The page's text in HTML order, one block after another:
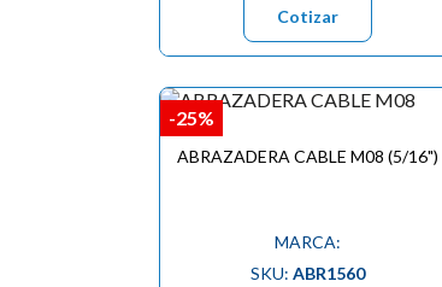
Cotizar
ABRAZADERA CABLE M08 (5/16")
MARCA:
SKU:ABR1560
-25%